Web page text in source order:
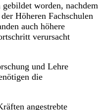
worden, nachdem
Höheren Fachschulen
auch höhere
verursacht
und Lehre
die
angestrebte